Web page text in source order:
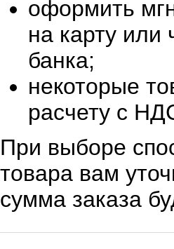
оформить
на карту
банка;
некоторые
расчету с
При выборе
товара вам
сумма заказа